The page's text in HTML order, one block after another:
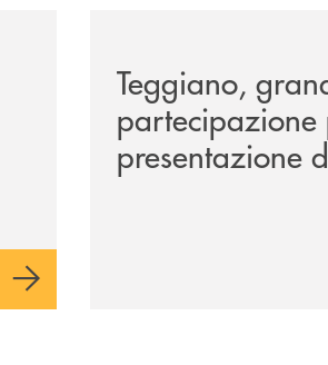
Teggiano,
partecipazione
presentazione
Nicola Setaro.